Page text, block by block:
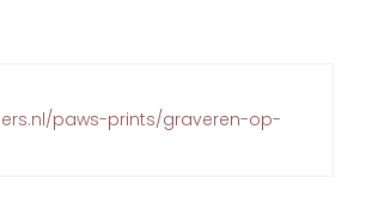
paws-prints/graveren-op-